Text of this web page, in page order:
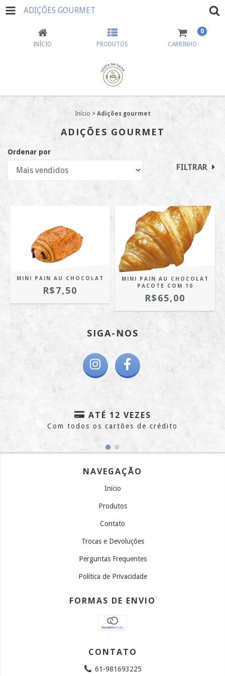
ADIÇÕES GOURMET
INÍCIO PRODUTOS CARRINHO
0
Início > Adições gourmet
ADIÇÕES GOURMET
Ordenar por
FILTRAR
MINI PAIN AU CHOCOLAT
R$7,50
MINI PAIN AU CHOCOLAT
PACOTE COM 10
R$65,00
SIGA-NOS
ATÉ 12 VEZES
Com todos os cartões de crédito
NAVEGAÇÃO
Início
Produtos
Contato
Trocas e Devoluções
Perguntas Frequentes
Política de Privacidade
FORMAS DE ENVIO
CONTATO
61-981693225